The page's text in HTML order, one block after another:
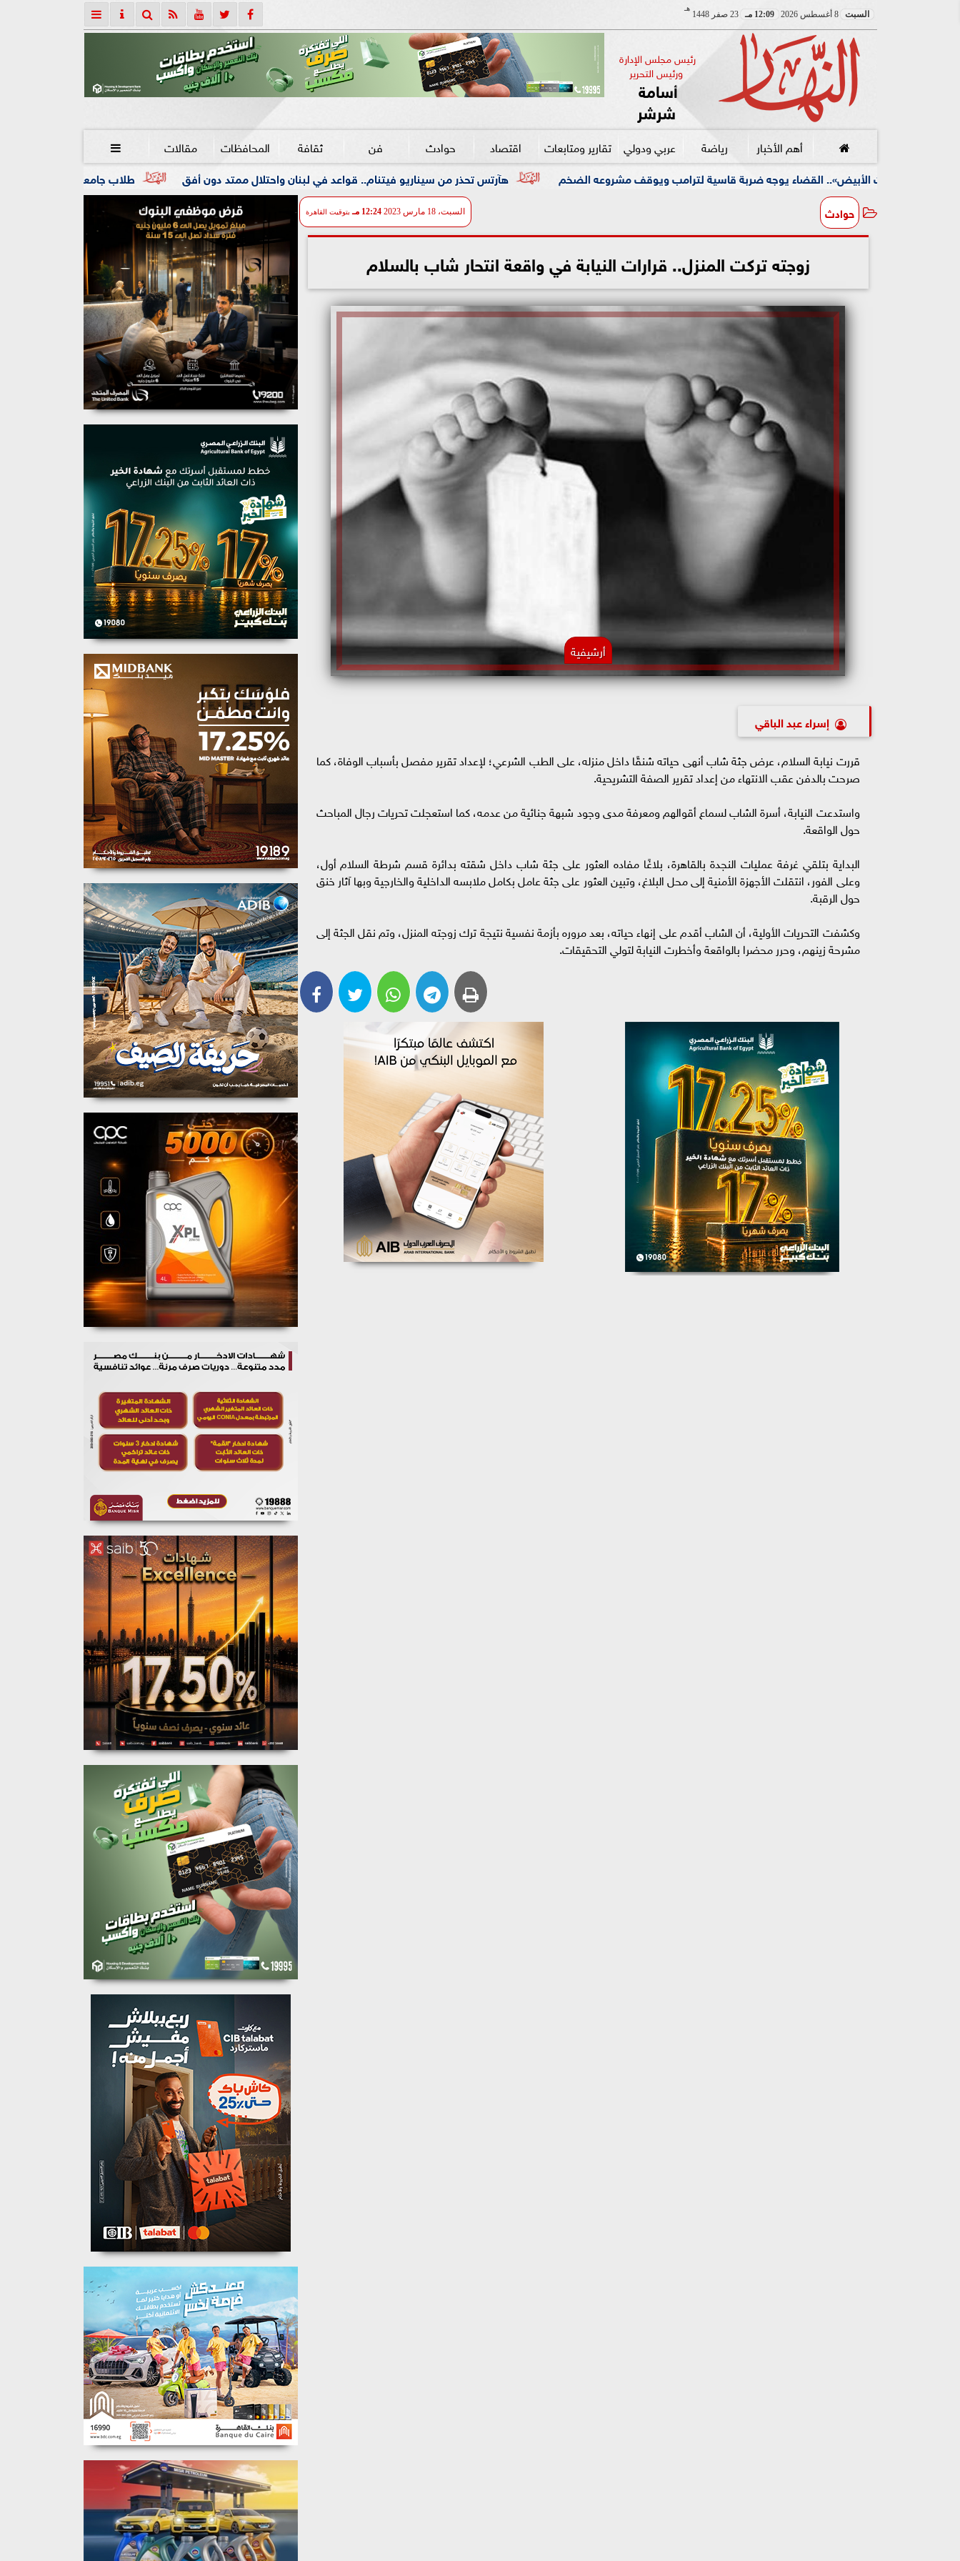
السبت 8 أغسطس 2026 12:09 مـ 23 صفر 1448
هـ
رئيس مجلس الإدارة
ورئيس التحرير
أسامة
شرشر
أهم الأخبار رياضة عربي ودولي تقارير ومتابعات اقتصاد حوادث فن ثقافة المحافظات مقالات 
طلاب جامعة المنوفية داخل «الكلية الجوية».. هآرتس تحذر من سيناريو فيتنام.. قواعد في لبنان واحتلال ممتد دون أفق الأبيض».. القضاء يوجه ضربة قاسية لترامب ويوقف مشروعه الضخم
حوادث السبت، 18 مارس 2023 12:24 مـ بتوقيت القاهرة
زوجته تركت المنزل.. قرارات النيابة في واقعة انتحار شاب بالسلام
أرشيفية
إسراء عبد الباقي
قررت نيابة السلام، عرض جثة شاب أنهى حياته شنقًا داخل منزله، على الطب الشرعي؛ لإعداد تقرير مفصل بأسباب الوفاة، كما
صرحت بالدفن عقب الانتهاء من إعداد تقرير الصفة التشريحية.
واستدعت النيابة، أسرة الشاب لسماع أقوالهم ومعرفة مدى وجود شبهة جنائية من عدمه، كما استعجلت تحريات رجال المباحث
حول الواقعة.
البداية بتلقي غرفة عمليات النجدة بالقاهرة، بلاغًا مفاده العثور على جثة شاب داخل شقته بدائرة قسم شرطة السلام أول،
وعلى الفور، انتقلت الأجهزة الأمنية إلى محل البلاغ، وتبين العثور على جثة عامل بكامل ملابسه الداخلية والخارجية وبها آثار خنق
حول الرقبة.
وكشفت التحريات الأولية، أن الشاب أقدم على إنهاء حياته، بعد مروره بأزمة نفسية نتيجة ترك زوجته المنزل، وتم نقل الجثة إلى
مشرحة زينهم، وحرر محضرا بالواقعة وأخطرت النيابة لتولي التحقيقات.